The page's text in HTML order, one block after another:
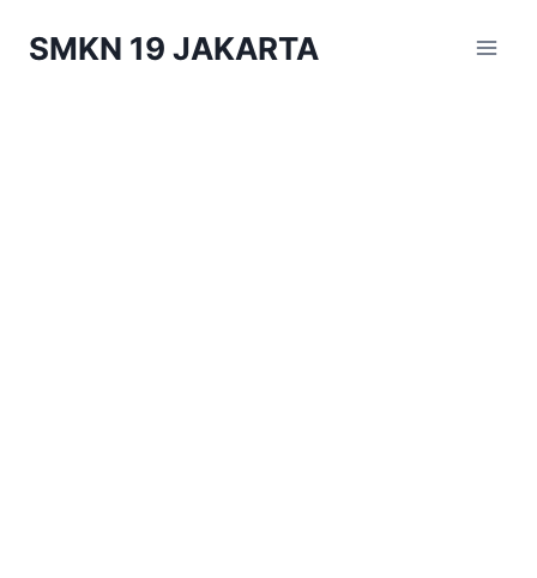
SMKN 19 JAKARTA